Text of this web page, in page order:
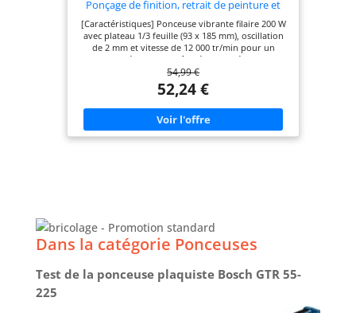
Ponçage de finition, retrait de peinture et
préparation des surfaces – Livrée avec 20
abrasifs
[Caractéristiques] Ponceuse vibrante filaire 200 W
avec plateau 1/3 feuille (93 x 185 mm), oscillation
de 2 mm et vitesse de 12 000 tr/min pour un
ponçage régulier et maîtrisé. [Caractéristiques]
Ponceuse vibrante filaire 200 W avec plateau 1/3
feuille (93 x 185 mm), oscillation de 2 mm et vitesse
de 12 000 tr/min pour un ponçage régulier et
maîtrisé. [Avantages] Vibrations réduites et
excellente stabilité pour un travail précis,
confortable et homogène sur les surfaces planes
lors des travaux de finition. [Contenu] Livrée
petites et moyennes surfaces.
54,99 €
52,24 €
Dans la catégorie Ponceuses
Test de la ponceuse plaquiste Bosch GTR 55-
225